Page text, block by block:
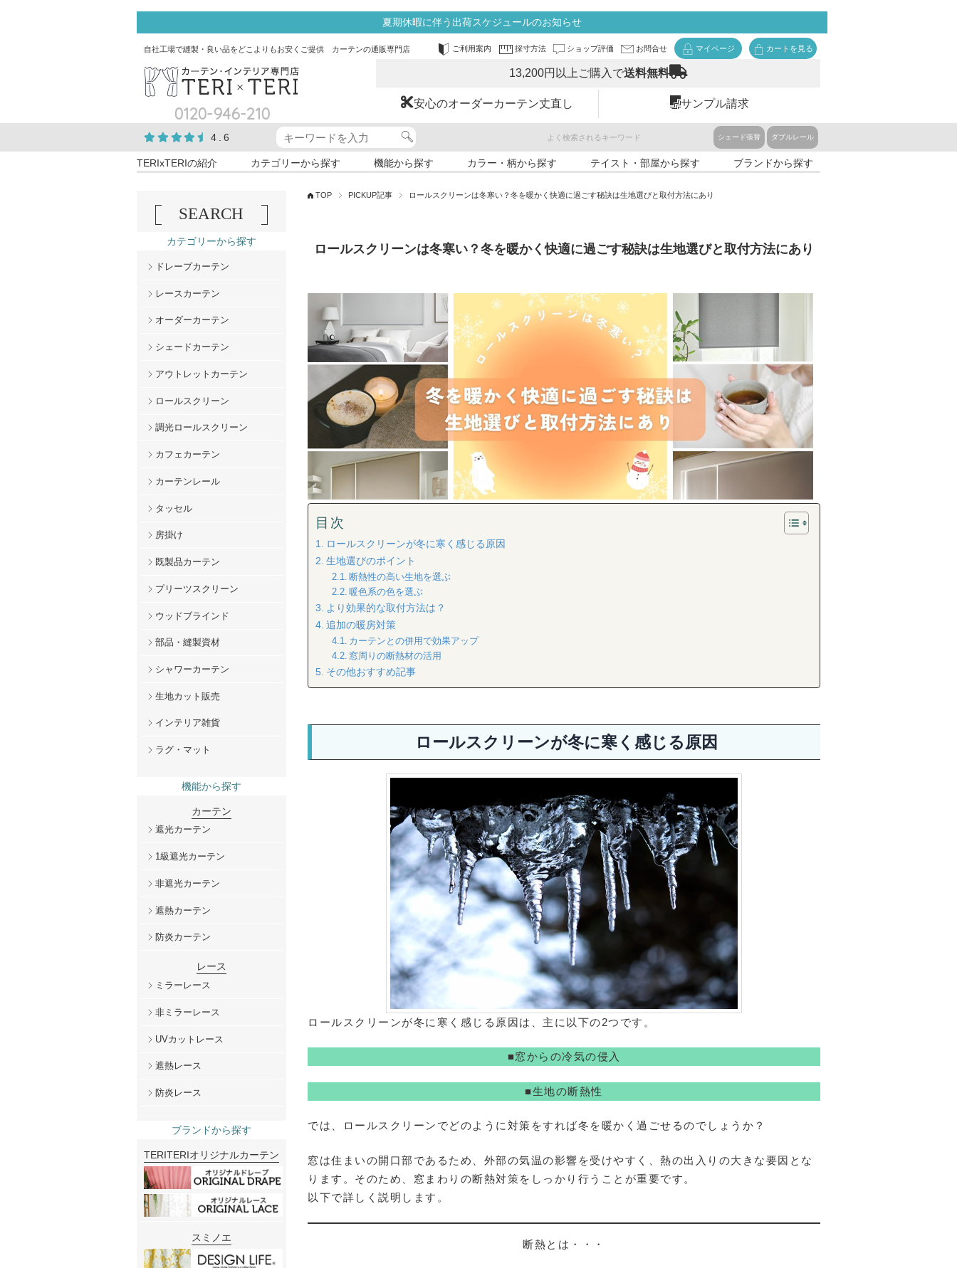
夏期休暇に伴う出荷スケジュールのお知らせ
自社工場で縫製・良い品をどこよりもお安くご提供 カーテンの通販専門店 ご利用案内 採寸方法 ショップ評価 お問合せ マイページ カートを見る
0120-946-210
13,200円以上ご購入で送料無料
安心のオーダーカーテン丈直し サンプル請求
4.6 よく検索されるキーワード シェード張替 ダブルレール
TERIxTERIの紹介 カテゴリーから探す 機能から探す カラー・柄から探す テイスト・部屋から探す ブランドから探す
TOP PICKUP記事 ロールスクリーンは冬寒い？冬を暖かく快適に過ごす秘訣は生地選びと取付方法にあり
ロールスクリーンは冬寒い？冬を暖かく快適に過ごす秘訣は生地選びと取付方法にあり
目次
ロールスクリーンが冬に寒く感じる原因
生地選びのポイント
断熱性の高い生地を選ぶ
暖色系の色を選ぶ
より効果的な取付方法は？
追加の暖房対策
カーテンとの併用で効果アップ
窓周りの断熱材の活用
その他おすすめ記事
ロールスクリーンが冬に寒く感じる原因
ロールスクリーンが冬に寒く感じる原因は、主に以下の2つです。
■窓からの冷気の侵入
■生地の断熱性
では、ロールスクリーンでどのように対策をすれば冬を暖かく過ごせるのでしょうか？
窓は住まいの開口部であるため、外部の気温の影響を受けやすく、熱の出入りの大きな要因とな
ります。そのため、窓まわりの断熱対策をしっかり行うことが重要です。
以下で詳しく説明します。
断熱とは・・・
SEARCH
カテゴリーから探す
ドレープカーテン
レースカーテン
オーダーカーテン
シェードカーテン
アウトレットカーテン
ロールスクリーン
調光ロールスクリーン
カフェカーテン
カーテンレール
タッセル
房掛け
既製品カーテン
プリーツスクリーン
ウッドブラインド
部品・縫製資材
シャワーカーテン
生地カット販売
インテリア雑貨
ラグ・マット
機能から探す
カーテン
遮光カーテン
1級遮光カーテン
非遮光カーテン
遮熱カーテン
防炎カーテン
レース
ミラーレース
非ミラーレース
UVカットレース
遮熱レース
防炎レース
ブランドから探す
TERITERIオリジナルカーテン
スミノエ